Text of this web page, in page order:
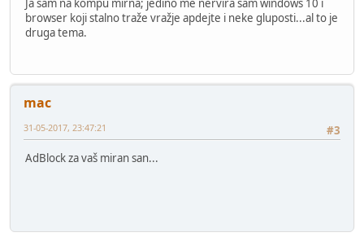
Ja sam na kompu mirna; jedino me nervira sam windows 10 i
browser koji stalno traže vražje apdejte i neke gluposti...al to je
druga tema.
mac
#3
31-05-2017, 23:47:21
AdBlock za vaš miran san...